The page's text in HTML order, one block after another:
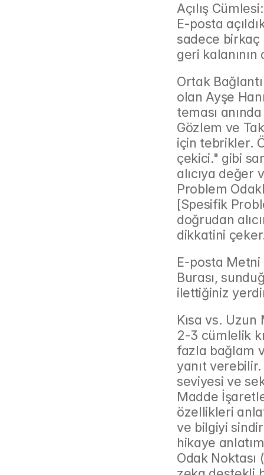
Açılış
E-posta
sadece birkaç
geri
Ortak
olan Ayşe
teması
Gözlem ve
için tebrikler.
çekici." gibi
alıcıya değer
Problem
[Spesifik
doğrudan
dikkatini
E-posta Metni
Burası,
ilettiğiniz
Kısa vs.
2-3 cümlelik
fazla bağlam
yanıt
seviyesi ve
Madde
özellikleri
ve bilgiyi
hikaye
Odak Noktası